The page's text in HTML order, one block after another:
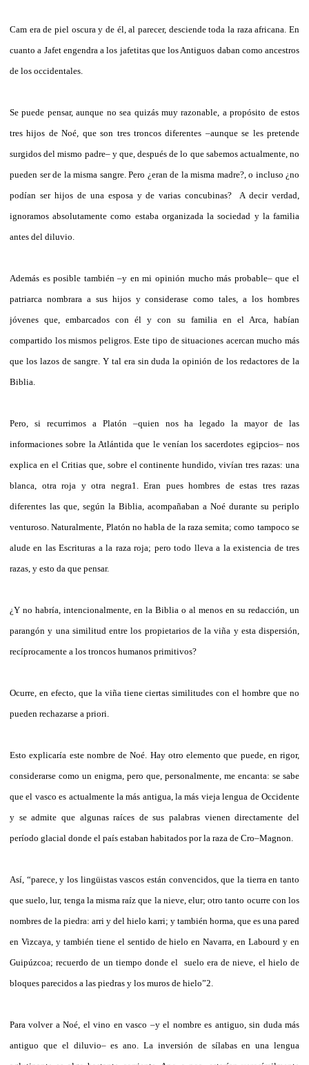
Cam era de piel oscura y de él, al parecer, desciende toda la raza africana. En
cuanto a Jafet engendra a los jafetitas que los Antiguos daban como ancestros
de los occidentales.
Se puede pensar, aunque no sea quizás muy razonable, a propósito de estos
tres hijos de Noé, que son tres troncos diferentes –aunque se les pretende
surgidos del mismo padre– y que, después de lo que sabemos actualmente, no
pueden ser de la misma sangre. Pero ¿eran de la misma madre?, o incluso ¿no
podían ser hijos de una esposa y de varias concubinas? A decir verdad,
ignoramos absolutamente como estaba organizada la sociedad y la familia
antes del diluvio.
Además es posible también –y en mi opinión mucho más probable– que el
patriarca nombrara a sus hijos y considerase como tales, a los hombres
jóvenes que, embarcados con él y con su familia en el Arca, habían
compartido los mismos peligros. Este tipo de situaciones acercan mucho más
que los lazos de sangre. Y tal era sin duda la opinión de los redactores de la
Biblia.
Pero, si recurrimos a Platón –quien nos ha legado la mayor de las
informaciones sobre la Atlántida que le venían los sacerdotes egipcios– nos
explica en el Critias que, sobre el continente hundido, vivían tres razas: una
blanca, otra roja y otra negra1. Eran pues hombres de estas tres razas
diferentes las que, según la Biblia, acompañaban a Noé durante su periplo
venturoso. Naturalmente, Platón no habla de la raza semita; como tampoco se
alude en las Escrituras a la raza roja; pero todo lleva a la existencia de tres
razas, y esto da que pensar.
¿Y no habría, intencionalmente, en la Biblia o al menos en su redacción, un
parangón y una similitud entre los propietarios de la viña y esta dispersión,
recíprocamente a los troncos humanos primitivos?
Ocurre, en efecto, que la viña tiene ciertas similitudes con el hombre que no
pueden rechazarse a priori.
Esto explicaría este nombre de Noé. Hay otro elemento que puede, en rigor,
considerarse como un enigma, pero que, personalmente, me encanta: se sabe
que el vasco es actualmente la más antigua, la más vieja lengua de Occidente
y se admite que algunas raíces de sus palabras vienen directamente del
período glacial donde el país estaban habitados por la raza de Cro–Magnon.
Así, “parece, y los lingüistas vascos están convencidos, que la tierra en tanto
que suelo, lur, tenga la misma raíz que la nieve, elur; otro tanto ocurre con los
nombres de la piedra: arri y del hielo karri; y también horma, que es una pared
en Vizcaya, y también tiene el sentido de hielo en Navarra, en Labourd y en
Guipúzcoa; recuerdo de un tiempo donde el suelo era de nieve, el hielo de
bloques parecidos a las piedras y los muros de hielo”2.
Para volver a Noé, el vino en vasco –y el nombre es antiguo, sin duda más
antiguo que el diluvio– es ano. La inversión de sílabas en una lengua